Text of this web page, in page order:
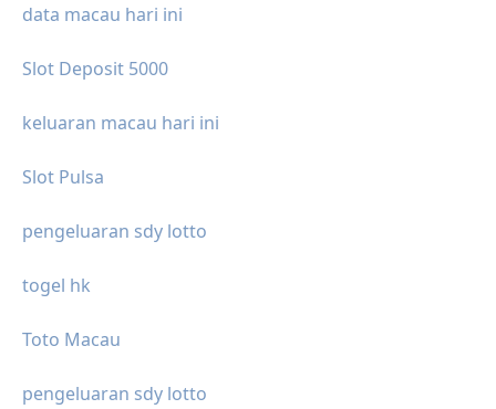
data macau hari ini
Slot Deposit 5000
keluaran macau hari ini
Slot Pulsa
pengeluaran sdy lotto
togel hk
Toto Macau
pengeluaran sdy lotto